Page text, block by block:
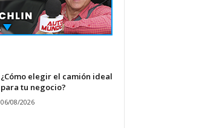
¿Cómo elegir el camión ideal
para tu negocio?
06/08/2026